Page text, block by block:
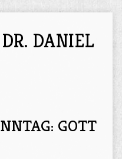
DANIEL
GOTT